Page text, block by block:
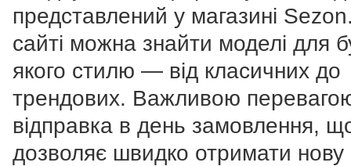
представлений у магазині
сайті можна знайти моделі для
якого стилю — від класичних до
трендових. Важливою
відправка в день замовлення,
дозволяє швидко отримати нову